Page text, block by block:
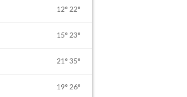
12° 22°
15° 23°
21° 35°
19° 26°